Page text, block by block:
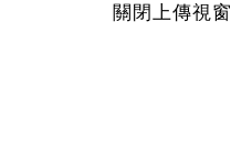
關閉上傳視窗